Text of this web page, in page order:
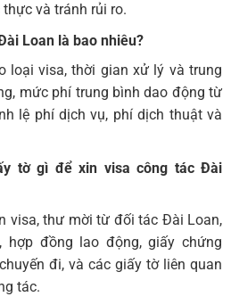
và tránh rủi ro.
Loan là bao nhiêu?
loại visa, thời gian xử lý và trung
mức phí trung bình dao động từ
lệ phí dịch vụ, phí dịch thuật và
tờ gì để xin visa công tác Đài
visa, thư mời từ đối tác Đài Loan,
hợp đồng lao động, giấy chứng
đi, và các giấy tờ liên quan
tác.